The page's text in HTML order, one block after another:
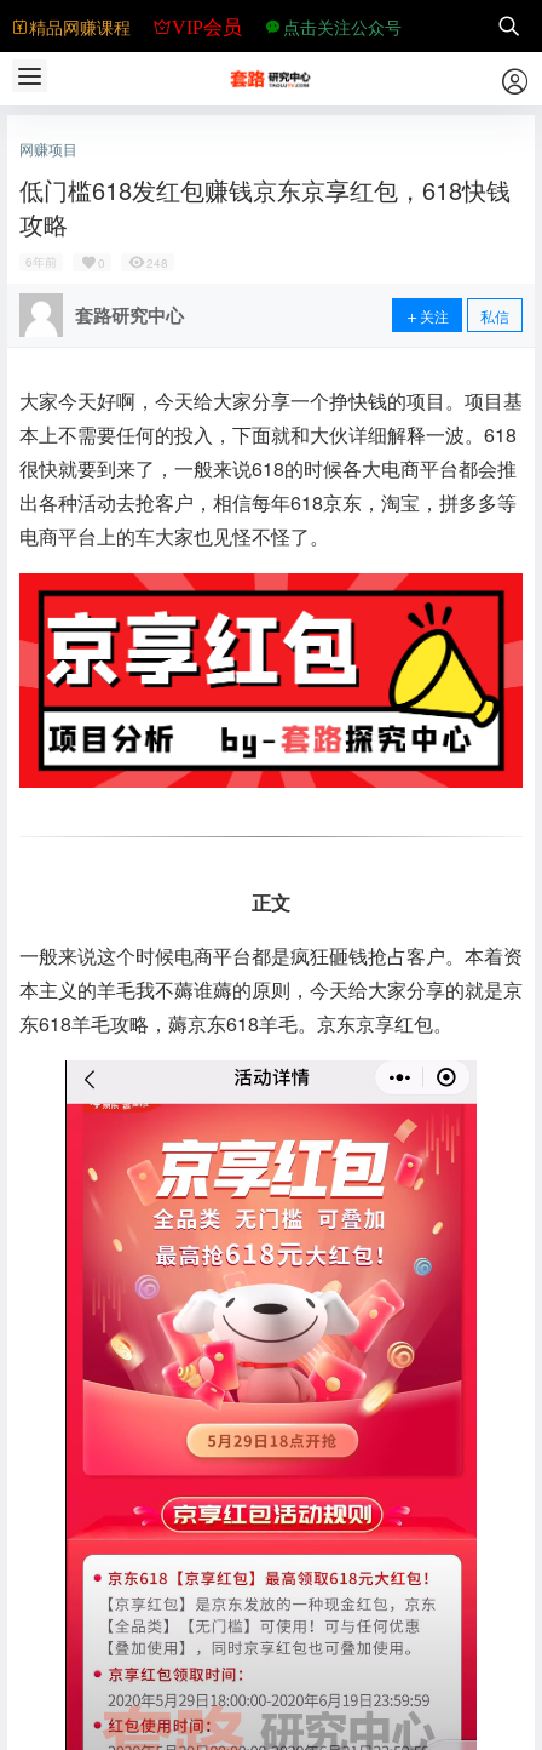
精品网赚课程 VIP会员 点击关注公众号
网赚项目
低门槛618发红包赚钱京东京享红包，618快钱
攻略
6年前 0 248
套路研究中心 关注 私信
大家今天好啊，今天给大家分享一个挣快钱的项目。项目基
本上不需要任何的投入，下面就和大伙详细解释一波。618
很快就要到来了，一般来说618的时候各大电商平台都会推
出各种活动去抢客户，相信每年618京东，淘宝，拼多多等
电商平台上的车大家也见怪不怪了。
正文
一般来说这个时候电商平台都是疯狂砸钱抢占客户。本着资
本主义的羊毛我不薅谁薅的原则，今天给大家分享的就是京
东618羊毛攻略，薅京东618羊毛。京东京享红包。